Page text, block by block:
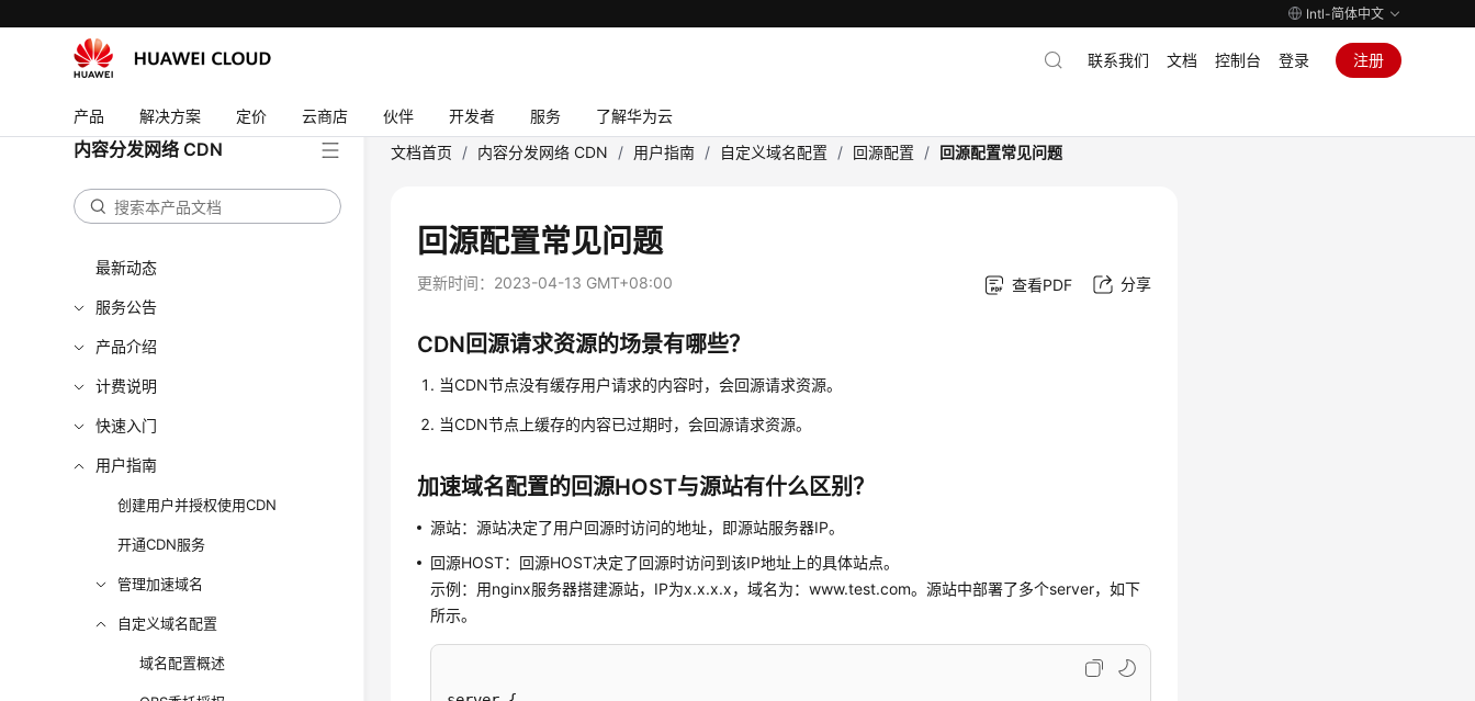
Intl-简体中文
产品 解决方案 定价 云商店 伙伴 开发者 服务 了解华为云
联系我们 文档 控制台 登录 注册
内容分发网络 CDN
最新动态
服务公告
产品介绍
计费说明
快速入门
用户指南
创建用户并授权使用CDN
开通CDN服务
管理加速域名
自定义域名配置
域名配置概述
文档首页 / 内容分发网络 CDN / 用户指南 / 自定义域名配置 / 回源配置 / 回源配置常见问题
回源配置常见问题
更新时间： 2023-04-13 GMT+08:00 查看PDF 分享
CDN回源请求资源的场景有哪些？
当CDN节点没有缓存用户请求的内容时，会回源请求资源。
当CDN节点上缓存的内容已过期时，会回源请求资源。
加速域名配置的回源HOST与源站有什么区别？
源站：源站决定了用户回源时访问的地址，即源站服务器IP。
回源HOST：回源HOST决定了回源时访问到该IP地址上的具体站点。
示例：用nginx服务器搭建源站，IP为x.x.x.x，域名为：www.test.com。源站中部署了多个server，如下
所示。